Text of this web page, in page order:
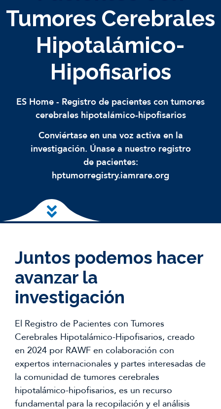
Tumores Cerebrales
Hipotalámico-
Hipofisarios
ES Home - Registro de pacientes con tumores
cerebrales hipotalámico-hipofisarios
Conviértase en una voz activa en la
investigación. Únase a nuestro registro
de pacientes:
hptumorregistry.iamrare.org
Ir al contenido principal
Juntos podemos hacer
avanzar la
investigación
El Registro de Pacientes con Tumores
Cerebrales Hipotalámico-Hipofisarios, creado
en 2024 por RAWF en colaboración con
expertos internacionales y partes interesadas de
la comunidad de tumores cerebrales
hipotalámico-hipofisarios, es un recurso
fundamental para la recopilación y el análisis